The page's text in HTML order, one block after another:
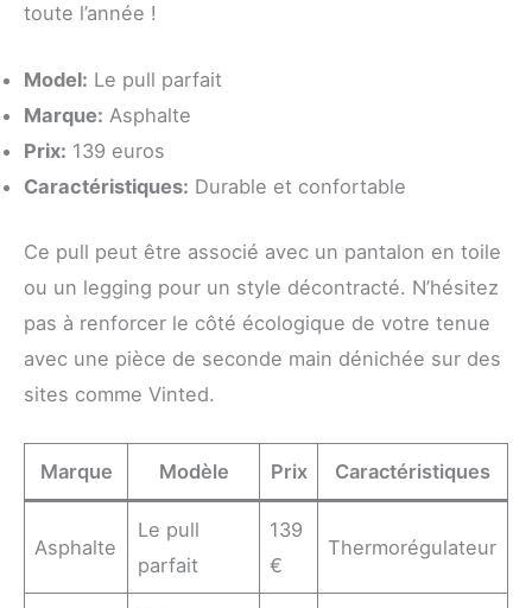
toute l’année !
Model: Le pull parfait
Marque: Asphalte
Prix: 139 euros
Caractéristiques: Durable et confortable
Ce pull peut être associé avec un pantalon en toile
ou un legging pour un style décontracté. N’hésitez
pas à renforcer le côté écologique de votre tenue
avec une pièce de seconde main dénichée sur des
sites comme Vinted.
Marque Modèle Prix Caractéristiques
Asphalte
Le pull
parfait
139
€
Thermorégulateur